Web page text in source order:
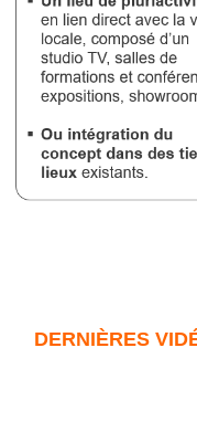
Accès
éditeur
DERNIÈRES